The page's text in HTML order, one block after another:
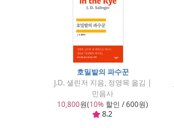
호밀밭의 파수꾼
J.D. 샐린저 지음, 정영목 옮김 |
민음사
10,800원(10% 할인 / 600원)
8.2